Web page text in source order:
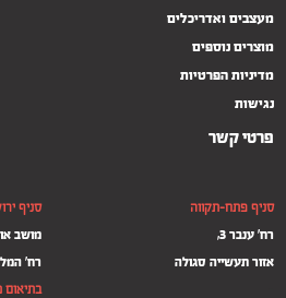
מעצבים ואדריכלים
מוצרים נוספים
מדיניות הפרטיות
נגישות
פרטי קשר
סניף פתח-תקווה
רח' ענבר 3,
אזור תעשייה סגולה
סניף
מושב
רח'